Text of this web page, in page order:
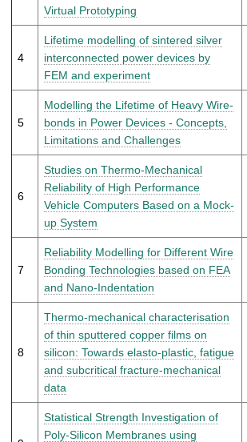
Virtual Prototyping
4
Lifetime modelling of sintered silver
interconnected power devices by
FEM and experiment
5
Modelling the Lifetime of Heavy Wire-
bonds in Power Devices - Concepts,
Limitations and Challenges
6
Studies on Thermo-Mechanical
Reliability of High Performance
Vehicle Computers Based on a Mock-
up System
7
Reliability Modelling for Different Wire
Bonding Technologies based on FEA
and Nano-Indentation
8
Thermo-mechanical characterisation
of thin sputtered copper films on
silicon: Towards elasto-plastic, fatigue
and subcritical fracture-mechanical
data
Statistical Strength Investigation of
Poly-Silicon Membranes using